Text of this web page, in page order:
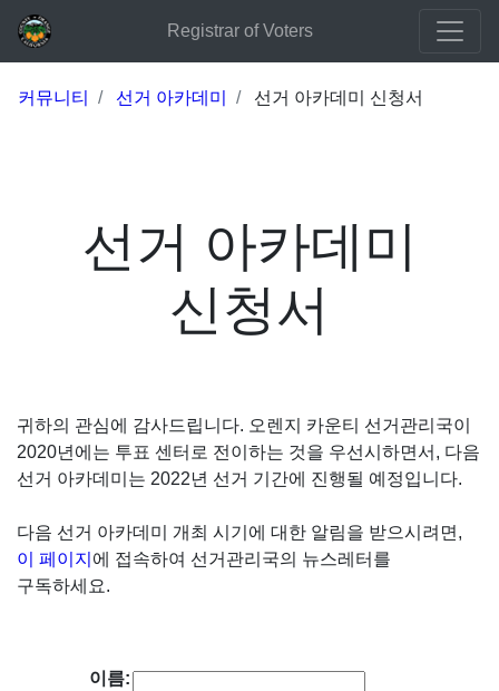
Registrar of Voters
커뮤니티 선거 아카데미 선거 아카데미 신청서
선거 아카데미
신청서
귀하의 관심에 감사드립니다. 오렌지 카운티 선거관리국이
2020년에는 투표 센터로 전이하는 것을 우선시하면서, 다음
선거 아카데미는 2022년 선거 기간에 진행될 예정입니다.
다음 선거 아카데미 개최 시기에 대한 알림을 받으시려면,
이 페이지 에 접속하여 선거관리국의 뉴스레터를
구독하세요.
이름: